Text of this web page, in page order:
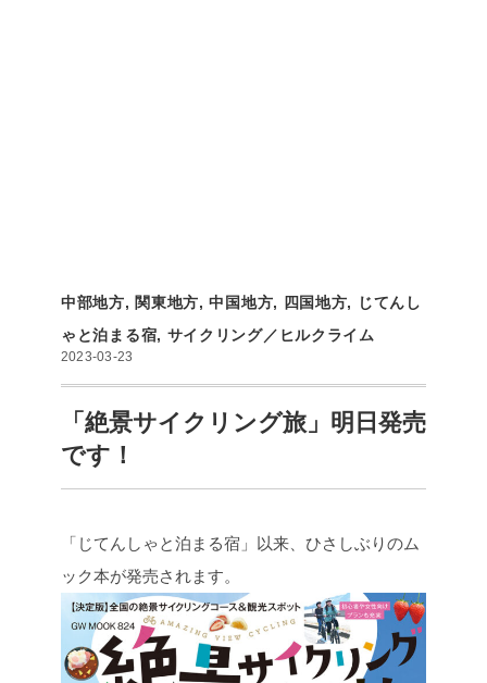
中部地方, 関東地方,中国地方, 四国地方,
じてんし
ゃと泊まる宿, サイクリング／ヒルクライム
2023-03-23
「絶景サイクリング旅」明日発売
です！
「じてんしゃと泊まる宿」以来、ひさしぶりのム
ック本が発売されます。